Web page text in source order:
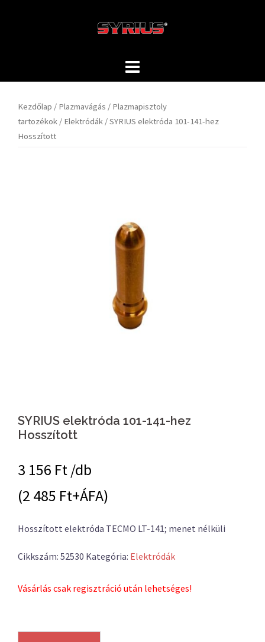
Kezdőlap / Plazmavágás / Plazmapisztoly
tartozékok / Elektródák / SYRIUS elektróda 101-141-hez
Hosszított
SYRIUS elektróda 101-141-hez
Hosszított
3 156 Ft /db
(2 485 Ft+ÁFA)
Hosszított elektróda TECMO LT-141; menet nélküli
Cikkszám: 52530 Kategória: Elektródák
Vásárlás csak regisztráció után lehetséges!